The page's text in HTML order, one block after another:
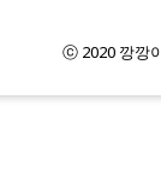
ⓒ 2020 깡깡